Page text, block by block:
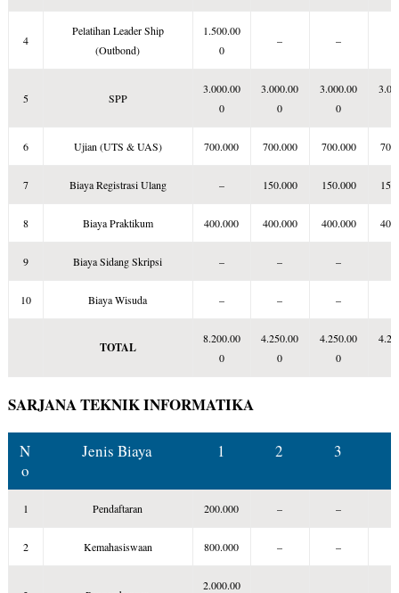
4
Pelatihan Leader Ship
(Outbond)
1.500.00
0
– –
5 SPP
3.000.00
0
3.000.00
0
3.000.00
0
6 Ujian (UTS & UAS) 700.000 700.000 700.000
7 Biaya Registrasi Ulang – 150.000 150.000
8 Biaya Praktikum 400.000 400.000 400.000
9 Biaya Sidang Skripsi – – –
10 Biaya Wisuda – – –
TOTAL
8.200.00
0
4.250.00
0
4.250.00
0
SARJANA TEKNIK INFORMATIKA
N
o
Jenis Biaya 1 2 3
1 Pendaftaran 200.000 – –
2 Kemahasiswaan 800.000 – –
2.000.00